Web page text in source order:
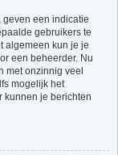
een indicatie
gebruikers te
algemeen kun je je
een beheerder. Nu
met onzinnig veel
mogelijk het
kunnen je berichten